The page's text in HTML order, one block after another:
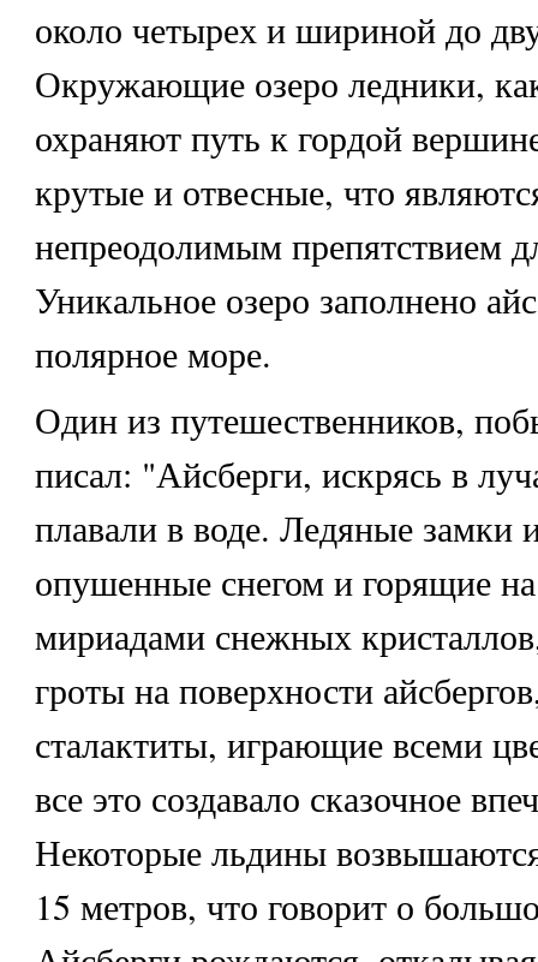
около четырех и шириной до
Окружающие озеро ледники,
охраняют путь к гордой
крутые и отвесные, что
непреодолимым препятствием
Уникальное озеро заполнено
полярное море.
Один из путешественников,
писал: "Айсберги, искрясь в
плавали в воде. Ледяные замки
опушенные снегом и горящие
мириадами снежных
гроты на поверхности
сталактиты, играющие всеми
все это создавало сказочное
Некоторые льдины
15 метров, что говорит о